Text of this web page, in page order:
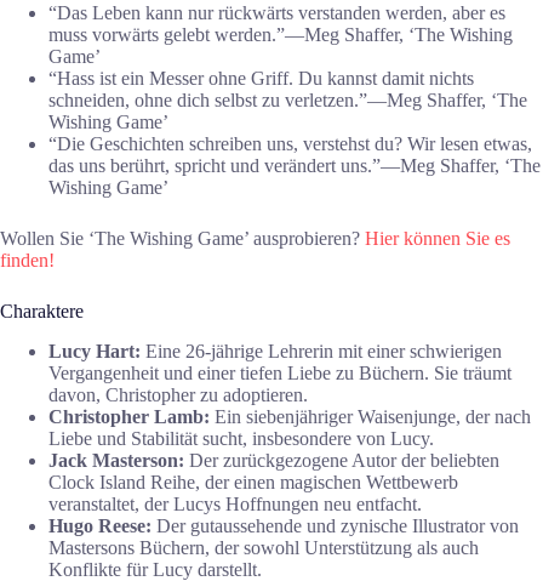
“Das Leben kann nur rückwärts verstanden werden, aber es
muss vorwärts gelebt werden.”―Meg Shaffer, ‘The Wishing
Game’
“Hass ist ein Messer ohne Griff. Du kannst damit nichts
schneiden, ohne dich selbst zu verletzen.”―Meg Shaffer, ‘The
Wishing Game’
“Die Geschichten schreiben uns, verstehst du? Wir lesen etwas,
das uns berührt, spricht und verändert uns.”―Meg Shaffer, ‘The
Wishing Game’
Wollen Sie ‘The Wishing Game’ ausprobieren? Hier können Sie es
finden!
Charaktere
Lucy Hart: Eine 26-jährige Lehrerin mit einer schwierigen
Vergangenheit und einer tiefen Liebe zu Büchern. Sie träumt
davon, Christopher zu adoptieren.
Christopher Lamb: Ein siebenjähriger Waisenjunge, der nach
Liebe und Stabilität sucht, insbesondere von Lucy.
Jack Masterson: Der zurückgezogene Autor der beliebten
Clock Island Reihe, der einen magischen Wettbewerb
veranstaltet, der Lucys Hoffnungen neu entfacht.
Hugo Reese: Der gutaussehende und zynische Illustrator von
Mastersons Büchern, der sowohl Unterstützung als auch
Konflikte für Lucy darstellt.